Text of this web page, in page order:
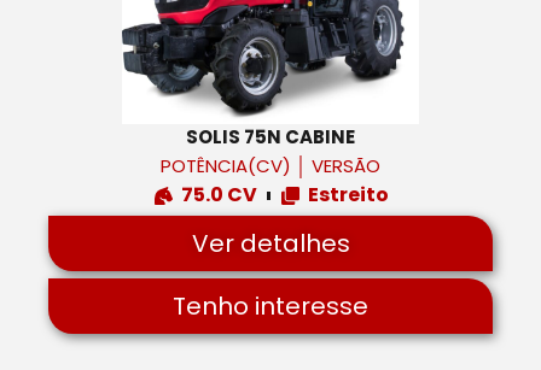
SOLIS 75N CABINE
POTÊNCIA(CV)
VERSÃO
75.0 CV Estreito
Ver detalhes
Tenho interesse